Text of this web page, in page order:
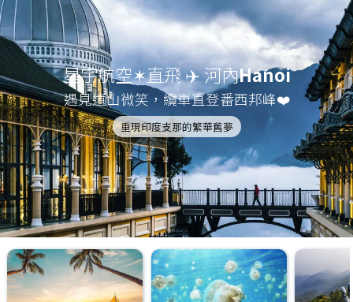
星宇航空✶直飛 ✈️ 河內Hanoi
遇見遠山微笑，纜車直登番西邦峰❤️
重現印度支那的繁華舊夢